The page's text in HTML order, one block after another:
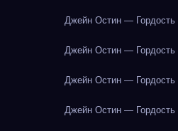
Джейн Остин — Гордость
Джейн Остин — Гордость
Джейн Остин — Гордость
Джейн Остин — Гордость